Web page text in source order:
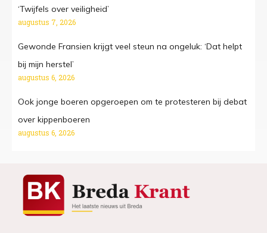
‘Twijfels over veiligheid’
augustus 7, 2026
Gewonde Fransien krijgt veel steun na ongeluk: ‘Dat helpt
bij mijn herstel’
augustus 6, 2026
Ook jonge boeren opgeroepen om te protesteren bij debat
over kippenboeren
augustus 6, 2026